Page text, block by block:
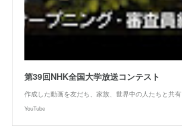
第39回NHK全国大学放送コンテスト
作成した動画を友だち、家族、世界中の人たちと共有
YouTube